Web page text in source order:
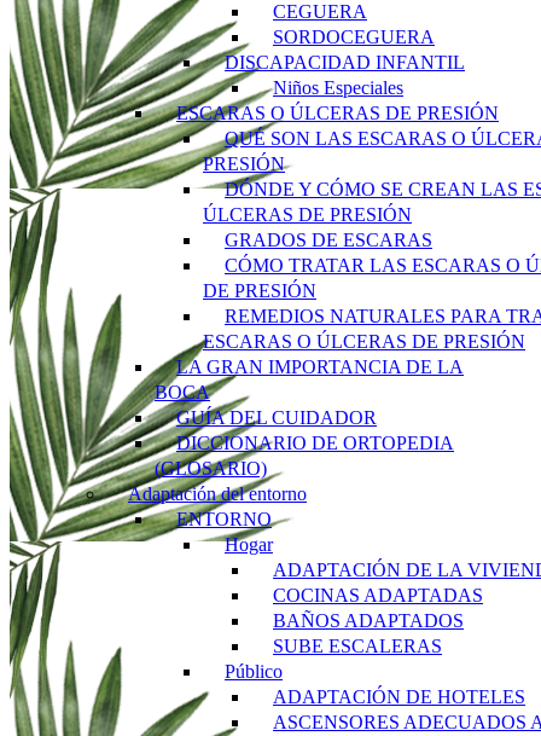
CEGUERA
SORDOCEGUERA
DISCAPACIDAD INFANTIL
Niños Especiales
ESCARAS O ÚLCERAS DE PRESIÓN
QUÉ SON LAS ESCARAS O
PRESIÓN
DÓNDE Y CÓMO SE CREAN LAS
ÚLCERAS DE PRESIÓN
GRADOS DE ESCARAS
CÓMO TRATAR LAS ESCARAS O
DE PRESIÓN
REMEDIOS NATURALES PARA
ESCARAS O ÚLCERAS DE PRESIÓN
LA GRAN IMPORTANCIA DE LA
BOCA
GUÍA DEL CUIDADOR
DICCIONARIO DE ORTOPEDIA
(GLOSARIO)
Adaptación del entorno
ENTORNO
Hogar
ADAPTACIÓN DE LA
COCINAS ADAPTADAS
BAÑOS ADAPTADOS
SUBE ESCALERAS
Público
ADAPTACIÓN DE HOTELES
ASCENSORES ADECUADOS